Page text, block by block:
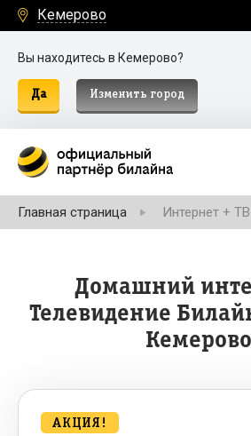
Кемерово
Вы находитесь в Кемерово?
Да Изменить город
Главная страница Интернет + ТВ
Домашний
Телевидение
Кемерово
АКЦИЯ!